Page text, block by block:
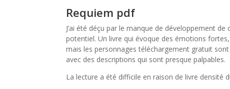
Requiem pdf
J’ai été déçu par le manque de développement
potentiel. Un livre qui évoque des émotions
mais les personnages téléchargement gratuit
avec des descriptions qui sont presque palpables.
La lecture a été difficile en raison de livre densité